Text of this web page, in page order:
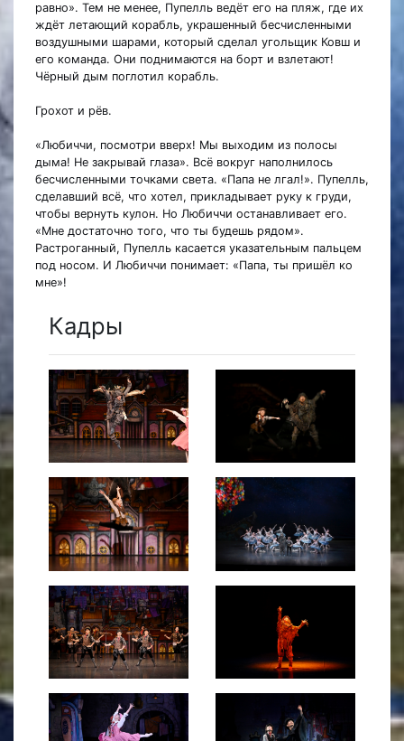
равно». Тем не менее, Пупелль ведёт его на пляж, где их
ждёт летающий корабль, украшенный бесчисленными
воздушными шарами, который сделал угольщик Ковш и
его команда. Они поднимаются на борт и взлетают!
Чёрный дым поглотил корабль.
Грохот и рёв.
«Любиччи, посмотри вверх! Мы выходим из полосы
дыма! Не закрывай глаза». Всё вокруг наполнилось
бесчисленными точками света. «Папа не лгал!». Пупелль,
сделавший всё, что хотел, прикладывает руку к груди,
чтобы вернуть кулон. Но Любиччи останавливает его.
«Мне достаточно того, что ты будешь рядом».
Растроганный, Пупелль касается указательным пальцем
под носом. И Любиччи понимает: «Папа, ты пришёл ко
мне»!
Кадры